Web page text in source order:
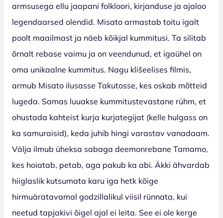
armsusega ellu jaapani folkloori, kirjanduse ja ajaloo
legendaarsed olendid. Misato armastab toitu igalt
poolt maailmast ja näeb kõikjal kummitusi. Ta silitab
õrnalt rebase vaimu ja on veendunud, et igaühel on
oma unikaalne kummitus. Nagu klišeelises filmis,
armub Misato ilusasse Takutosse, kes oskab mõtteid
lugeda. Samas luuakse kummitustevastane rühm, et
ohustada kahteist kurja kurjategijat (kelle hulgass on
ka samuraisid), keda juhib hingi varastav vanadaam.
Välja ilmub üheksa sabaga deemonrebane Tamamo,
kes hoiatab, petab, aga pakub ka abi. Äkki ähvardab
hiiglaslik kutsumata karu iga hetk kõige
hirmuäratavamal godzillalikul viisil rünnata, kui
neetud tapjakivi õigel ajal ei leita. See ei ole kerge